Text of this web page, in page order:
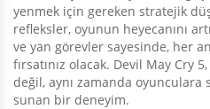
yenmek için gereken stratejik
refleksler, oyunun heyecanını
ve yan görevler sayesinde, her
fırsatınız olacak. Devil May Cry
değil, aynı zamanda
sunan bir deneyim.